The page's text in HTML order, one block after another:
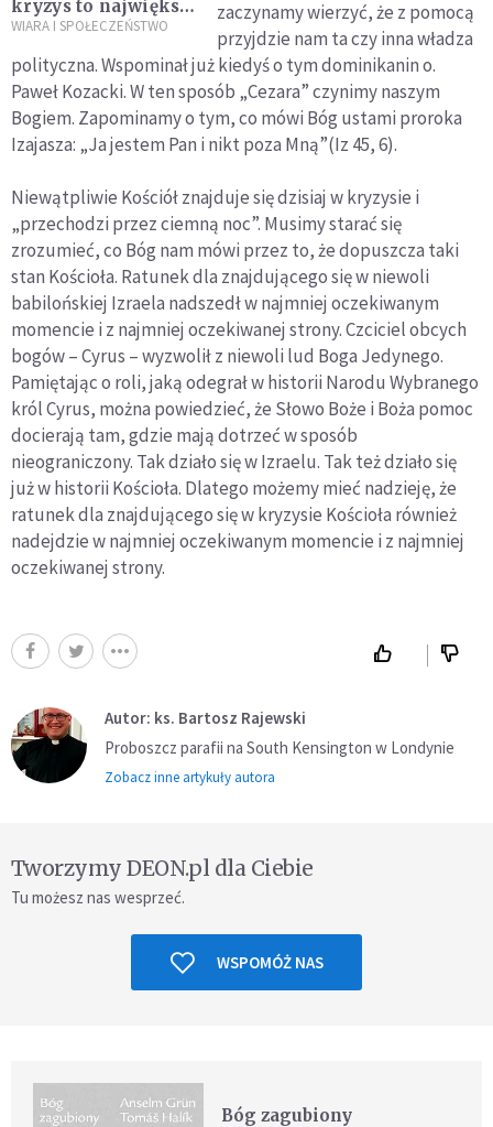
kryzys to największe
wyzwanie naszych
WIARA I SPOŁECZEŃSTWO
zaczynamy wierzyć, że z pomocą
przyjdzie nam ta czy inna władza
polityczna. Wspominał już kiedyś o tym dominikanin o.
Paweł Kozacki. W ten sposób „Cezara” czynimy naszym
Bogiem. Zapominamy o tym, co mówi Bóg ustami proroka
Izajasza: „Ja jestem Pan i nikt poza Mną”(Iz 45, 6).
Niewątpliwie Kościół znajduje się dzisiaj w kryzysie i
„przechodzi przez ciemną noc”. Musimy starać się
zrozumieć, co Bóg nam mówi przez to, że dopuszcza taki
stan Kościoła. Ratunek dla znajdującego się w niewoli
babilońskiej Izraela nadszedł w najmniej oczekiwanym
momencie i z najmniej oczekiwanej strony. Czciciel obcych
bogów – Cyrus – wyzwolił z niewoli lud Boga Jedynego.
Pamiętając o roli, jaką odegrał w historii Narodu Wybranego
król Cyrus, można powiedzieć, że Słowo Boże i Boża pomoc
docierają tam, gdzie mają dotrzeć w sposób
nieograniczony. Tak działo się w Izraelu. Tak też działo się
już w historii Kościoła. Dlatego możemy mieć nadzieję, że
ratunek dla znajdującego się w kryzysie Kościoła również
nadejdzie w najmniej oczekiwanym momencie i z najmniej
oczekiwanej strony.
Autor: ks. Bartosz Rajewski
Proboszcz parafii na South Kensington w Londynie
Zobacz inne artykuły autora
Tworzymy DEON.pl dla Ciebie
Tu możesz nas wesprzeć.
WSPOMÓŻ NAS
Bóg zagubiony